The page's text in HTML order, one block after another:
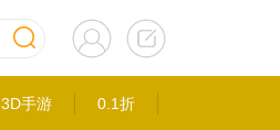
3D手游 0.1折